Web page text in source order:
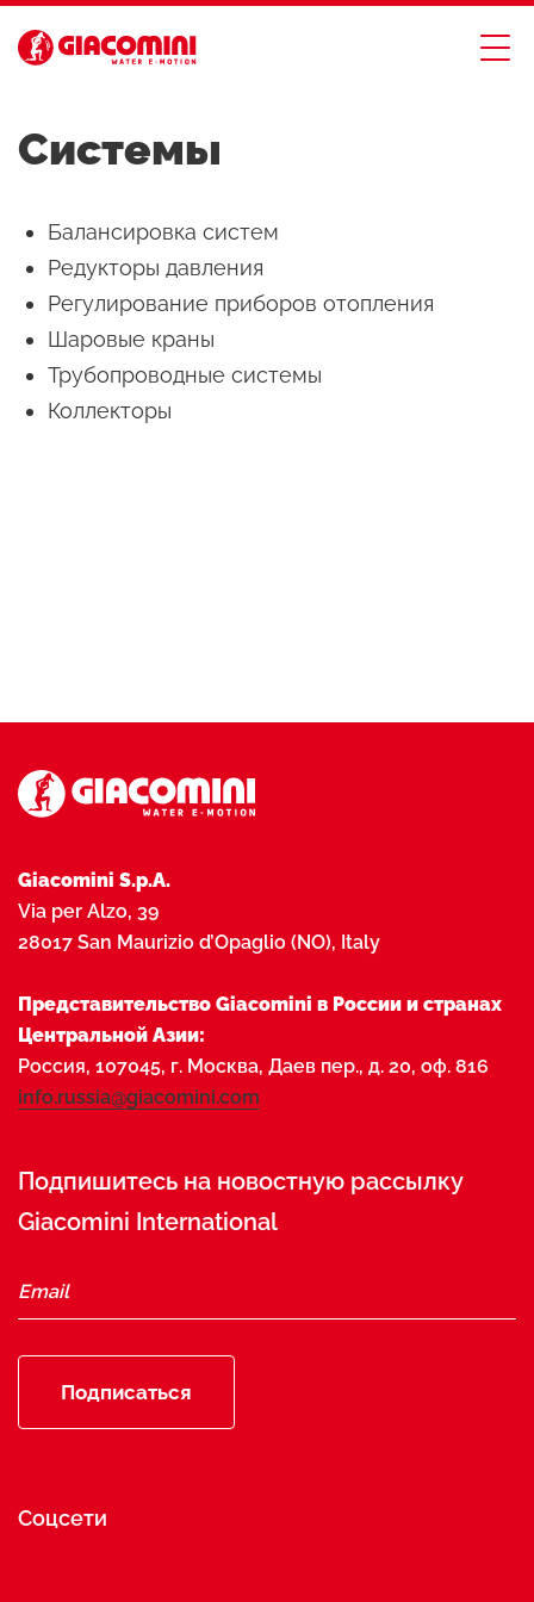
Системы
Балансировка систем
Редукторы давления
Регулирование приборов отопления
Шаровые краны
Трубопроводные системы
Коллекторы
Giacomini S.p.A.
Via per Alzo, 39
28017 San Maurizio d’Opaglio (NO), Italy
Представительство Giacomini в России и странах
Центральной Азии:
Россия, 107045, г. Москва, Даев пер., д. 20, оф. 816
info.russia@giacomini.com
Подпишитесь на новостную рассылку
Giacomini International
Подписаться
Соцсети